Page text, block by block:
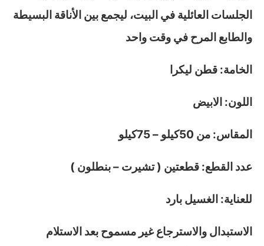
الجلسات العائلية في البيت، ليجمع بين الأناقة البسيطة
والطابع المرح في وقت واحد
الخامة: قطن ليكرا
اللون: الابيض
المقاس: من 50كيلو – 75كيلو
عدد القطع: قطعتين ( تشيرت – بنطلون )
للعناية: الغسيل بارد
الاستبدال والاسترجاع غير مسموح بعد الاستلام